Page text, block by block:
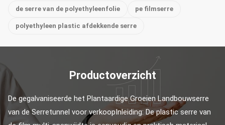
de serre van de polyethyleenfolie pe filmserre
polyethyleen plastic afdekkende serre
Productoverzicht
De gegalvaniseerde het Plantaardige Groeien Landbouwserre
van de Serretunnel voor verkoopInleiding: De plastic serre van